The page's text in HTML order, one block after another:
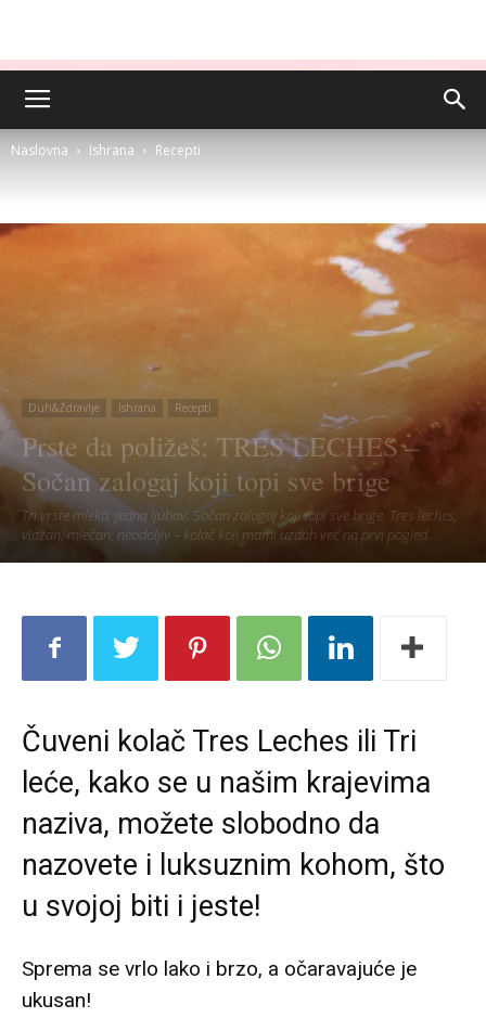
Naslovna Ishrana Recepti
Duh&Zdravlje Ishrana Recepti
Prste da poližeš: TRES LECHES –
Sočan zalogaj koji topi sve brige
Tri vrste mleka, jedna ljubav. Sočan zalogaj koji topi sve brige. Tres leches,
vlažan, mlečan, neodoljiv – kolač koji mami uzdah već na prvi pogled.
Čuveni kolač Tres Leches ili Tri
leće, kako se u našim krajevima
naziva, možete slobodno da
nazovete i luksuznim kohom, što
u svojoj biti i jeste!
Sprema se vrlo lako i brzo, a očaravajuće je
ukusan!